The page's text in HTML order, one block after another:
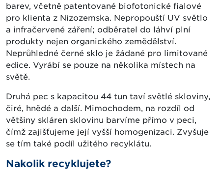
barev, včetně patentované biofotonické fialové
pro klienta z Nizozemska. Nepropouští UV světlo
a infračervené záření; odběratel do láhví plní
produkty nejen organického zemědělství.
Neprůhledné černé sklo je žádané pro limitované
edice. Vyrábí se pouze na několika místech na
světě.
Druhá pec s kapacitou 44 tun taví světlé skloviny,
čiré, hnědé a další. Mimochodem, na rozdíl od
většiny skláren sklovinu barvíme přímo v peci,
čímž zajišťujeme její vyšší homogenizaci. Zvyšuje
se tím také podíl užitého recyklátu.
Nakolik recyklujete?